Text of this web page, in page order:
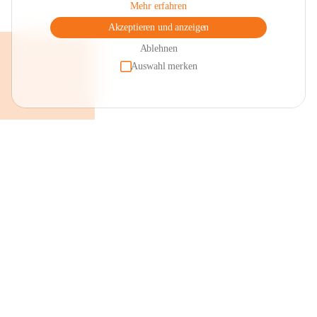
Mehr erfahren
Akzeptieren und anzeigen
Ablehnen
Auswahl merken